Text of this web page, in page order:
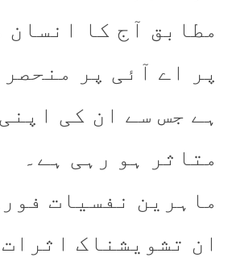
مطابق آج کا انسان
پر اے آئی پر
ہے جس سے ان کی
متاثر ہو رہی ہے۔
ماہرین نفسیات
ان تشویشناک